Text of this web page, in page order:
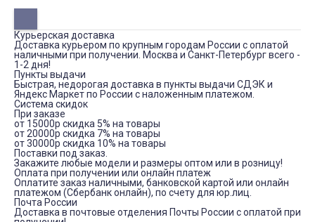
Курьерская доставка
Доставка курьером по крупным городам России с оплатой
наличными при получении. Москва и Санкт-Петербург всего -
1-2 дня!
Пункты выдачи
Быстрая, недорогая доставка в пункты выдачи СДЭК и
Яндекс Маркет по России с наложенным платежом.
Система скидок
При заказе
от 15000р скидка 5% на товары
от 20000р скидка 7% на товары
от 30000р скидка 10% на товары
Поставки под заказ.
Закажите любые модели и размеры оптом или в розницу!
Оплата при получении или онлайн платеж
Оплатите заказ наличными, банковской картой или онлайн
платежом (Сбербанк онлайн), по счету для юр.лиц.
Почта России
Доставка в почтовые отделения Почты России с оплатой при